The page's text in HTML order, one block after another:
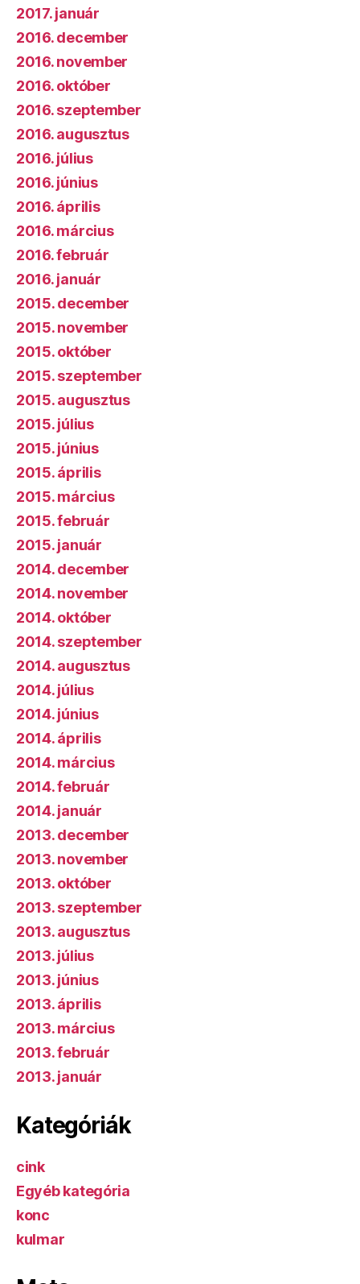
2017. január
2016. december
2016. november
2016. október
2016. szeptember
2016. augusztus
2016. július
2016. június
2016. április
2016. március
2016. február
2016. január
2015. december
2015. november
2015. október
2015. szeptember
2015. augusztus
2015. július
2015. június
2015. április
2015. március
2015. február
2015. január
2014. december
2014. november
2014. október
2014. szeptember
2014. augusztus
2014. július
2014. június
2014. április
2014. március
2014. február
2014. január
2013. december
2013. november
2013. október
2013. szeptember
2013. augusztus
2013. július
2013. június
2013. április
2013. március
2013. február
2013. január
Kategóriák
cink
Egyéb kategória
konc
kulmar